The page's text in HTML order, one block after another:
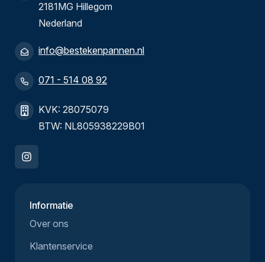
2181MG Hillegom
Nederland
info@bestekenpannen.nl
071 - 514 08 92
KVK: 28075079
BTW: NL805938229B01
Informatie
Over ons
Klantenservice